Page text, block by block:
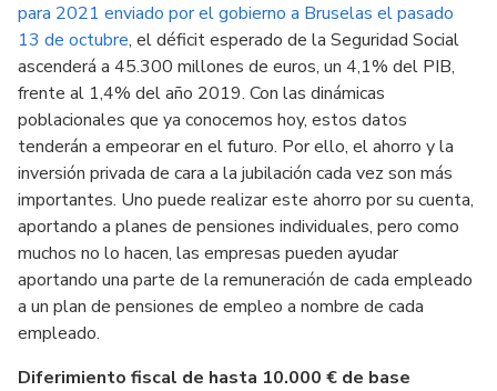
para 2021 enviado por el gobierno a Bruselas el pasado
13 de octubre, el déficit esperado de la Seguridad Social
ascenderá a 45.300 millones de euros, un 4,1% del PIB,
frente al 1,4% del año 2019. Con las dinámicas
poblacionales que ya conocemos hoy, estos datos
tenderán a empeorar en el futuro. Por ello, el ahorro y la
inversión privada de cara a la jubilación cada vez son más
importantes. Uno puede realizar este ahorro por su cuenta,
aportando a planes de pensiones individuales, pero como
muchos no lo hacen, las empresas pueden ayudar
aportando una parte de la remuneración de cada empleado
a un plan de pensiones de empleo a nombre de cada
empleado.
Diferimiento fiscal de hasta 10.000 € de base